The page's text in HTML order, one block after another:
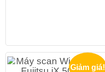
Giảm giá!